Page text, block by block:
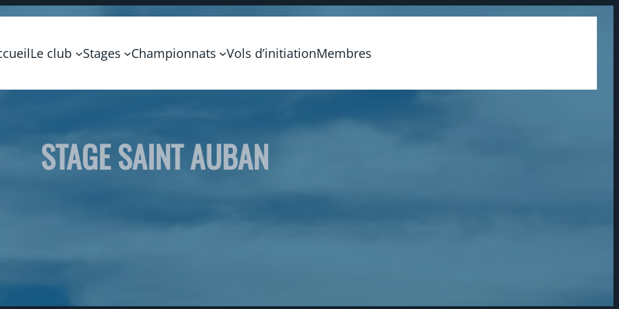
Le club Stages Championnats Vols d’initiationMembres
STAGE SAINT AUBAN